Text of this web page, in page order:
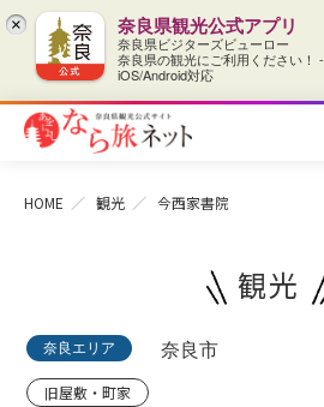
× 奈良県観光公式アプリ
奈良県ビジターズビューロー
奈良県の観光にご利用ください！ -
iOS/Android対応
HOME 観光 今西家書院
観光
奈良エリア 奈良市
旧屋敷・町家